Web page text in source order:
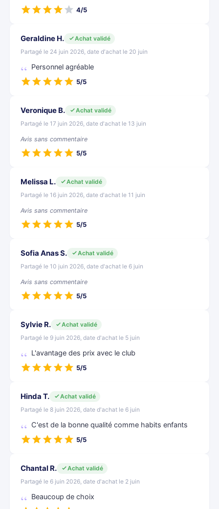
4/5
Geraldine H.
Achat validé
Partagé le 24 juin 2026, date d'achat le 20 juin
Personnel agréable
5/5
Veronique B.
Achat validé
Partagé le 17 juin 2026, date d'achat le 13 juin
Avis sans commentaire
5/5
Melissa L.
Achat validé
Partagé le 16 juin 2026, date d'achat le 11 juin
Avis sans commentaire
5/5
Sofia Anas S.
Achat validé
Partagé le 10 juin 2026, date d'achat le 6 juin
Avis sans commentaire
5/5
Sylvie R.
Achat validé
Partagé le 9 juin 2026, date d'achat le 5 juin
L'avantage des prix avec le club
5/5
Hinda T.
Achat validé
Partagé le 8 juin 2026, date d'achat le 6 juin
C'est de la bonne qualité comme habits enfants
5/5
Chantal R.
Achat validé
Partagé le 6 juin 2026, date d'achat le 2 juin
Beaucoup de choix